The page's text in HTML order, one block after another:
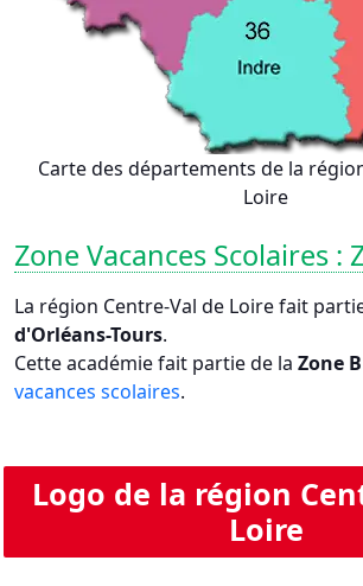
Carte des départements de la
Loire
Zone Vacances Scolaires :
La région Centre-Val de Loire fait
d'Orléans-Tours.
Cette académie fait partie de la Zone B
vacances scolaires.
Logo de la région
Loire